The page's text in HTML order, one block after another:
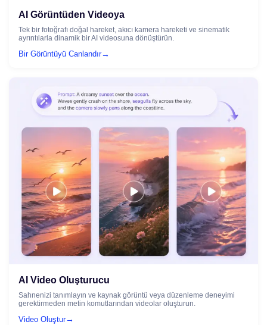
AI Görüntüden Videoya
Tek bir fotoğrafı doğal hareket, akıcı kamera hareketi ve sinematik
ayrıntılarla dinamik bir AI videosuna dönüştürün.
Bir Görüntüyü Canlandır→
AI Video Oluşturucu
Sahnenizi tanımlayın ve kaynak görüntü veya düzenleme deneyimi
gerektirmeden metin komutlarından videolar oluşturun.
Video Oluştur→